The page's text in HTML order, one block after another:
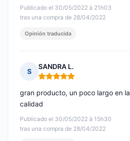
Publicado el 30/05/2022 à 21h03
tras una compra de 28/04/2022
Opinión traducida
S
SANDRA L.
Nota: 5 de 5
Publicado el 30/05/2022 à 15h30
tras una compra de 28/04/2022
gran producto, un poco largo en
calidad